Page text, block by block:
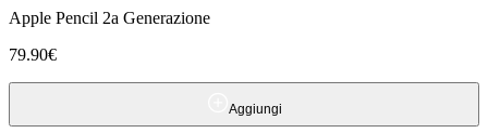
Apple Pencil 2a Generazione
79.90€
Aggiungi